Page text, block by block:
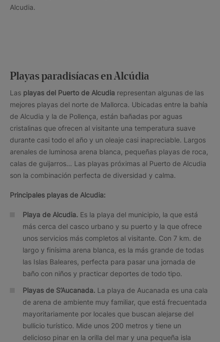
Alcudia.
Playas paradisíacas en Alcúdia
Las playas del Puerto de Alcudia representan algunas de las
mejores playas del norte de Mallorca. Ubicadas entre la bahía
de Alcudia y la de Pollença, están bañadas por aguas
cristalinas que ofrecen al visitante una temperatura suave
durante casi todo el año y un oleaje casi inapreciable. Largos
arenales de luminosa arena blanca, pequeñas playas de roca,
calas de guijarros… Las playas próximas al Puerto de Alcudia
son la combinación perfecta de diversidad y calma.
Principales playas de Alcudia:
Playa de Alcudia. Es la playa del municipio, la que está
más cerca del casco urbano y su puerto y la que ofrece
unos servicios más completos al visitante. Con 7 km. de
largo y finísima arena blanca, es la más grande de todas
las Islas Baleares, perfecta para pasar una jornada de
baño con niños y practicar deportes de todo tipo.
Playas de S’Aucanada. La playa de Aucanada es una cala
de arena de ambiente muy familiar, que está frecuentada
mayoritariamente por locales que buscan alejarse del
bullicio turístico. Mide unos 200 metros y tiene un
delicioso pinar en la orilla del mar y una pequeña isla